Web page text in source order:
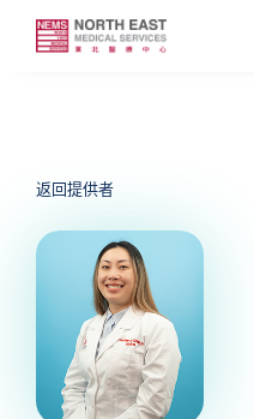
返回提供者